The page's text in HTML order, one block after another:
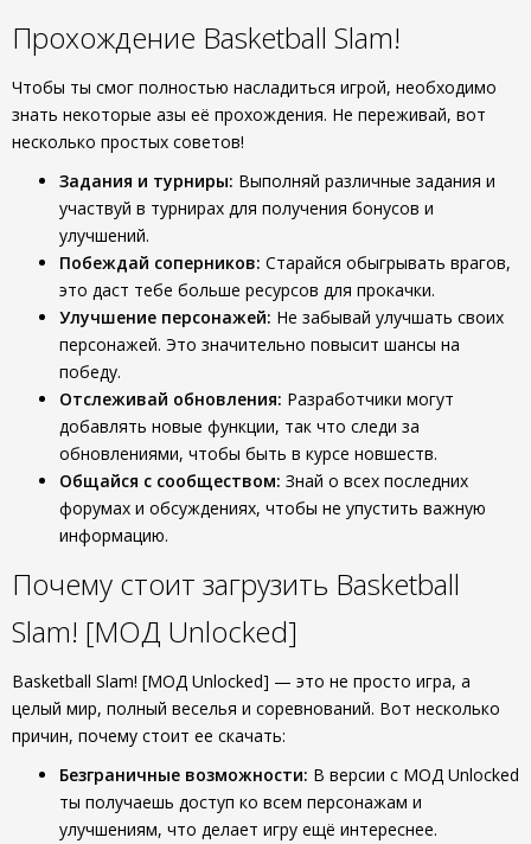
Прохождение Basketball Slam!
Чтобы ты смог полностью насладиться игрой, необходимо
знать некоторые азы её прохождения. Не переживай, вот
несколько простых советов!
Задания и турниры: Выполняй различные задания и
участвуй в турнирах для получения бонусов и
улучшений.
Побеждай соперников: Старайся обыгрывать врагов,
это даст тебе больше ресурсов для прокачки.
Улучшение персонажей: Не забывай улучшать своих
персонажей. Это значительно повысит шансы на
победу.
Отслеживай обновления: Разработчики могут
добавлять новые функции, так что следи за
обновлениями, чтобы быть в курсе новшеств.
Общайся с сообществом: Знай о всех последних
форумах и обсуждениях, чтобы не упустить важную
информацию.
Почему стоит загрузить Basketball
Slam! [МОД Unlocked]
Basketball Slam! [МОД Unlocked] — это не просто игра, а
целый мир, полный веселья и соревнований. Вот несколько
причин, почему стоит ее скачать:
Безграничные возможности: В версии с МОД Unlocked
ты получаешь доступ ко всем персонажам и
улучшениям, что делает игру ещё интереснее.